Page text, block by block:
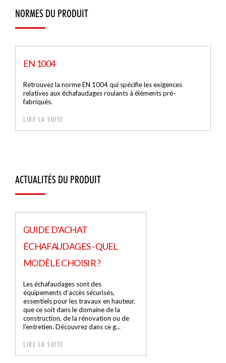
NORMES DU PRODUIT
EN 1004
Retrouvez la norme EN 1004 qui spécifie les exigences
relatives aux échafaudages roulants à éléments pré-
fabriqués.
LIRE LA SUITE
ACTUALITÉS DU PRODUIT
GUIDE D'ACHAT
ÉCHAFAUDAGES - QUEL
MODÈLE CHOISIR ?
Les échafaudages sont des
équipements d’accès sécurisés,
essentiels pour les travaux en hauteur,
que ce soit dans le domaine de la
construction, de la rénovation ou de
l'entretien. Découvrez dans ce g...
LIRE LA SUITE